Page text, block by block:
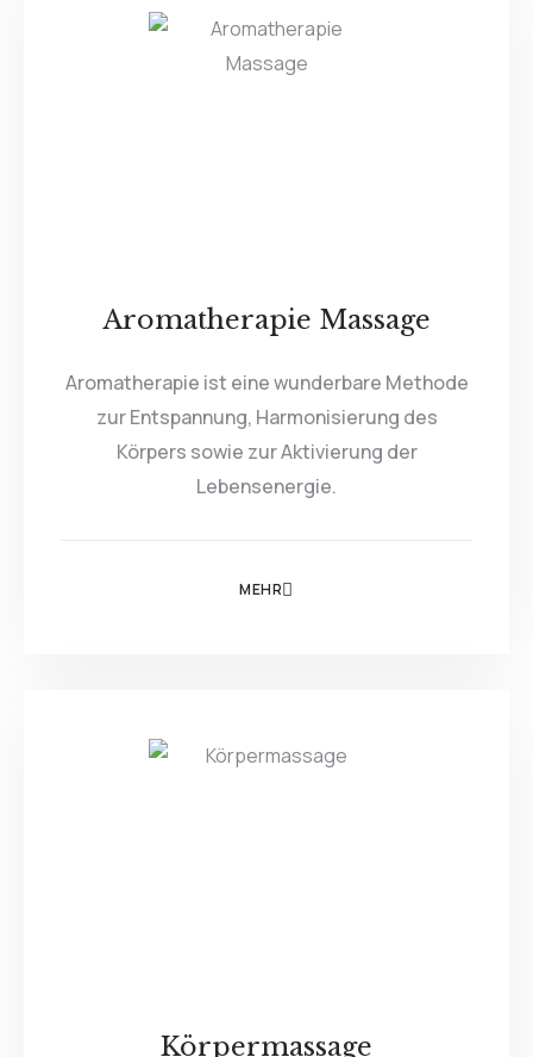
Aromatherapie Massage
Aromatherapie ist eine wunderbare Methode
zur Entspannung, Harmonisierung des
Körpers sowie zur Aktivierung der
Lebensenergie.
MEHR
Körpermassage